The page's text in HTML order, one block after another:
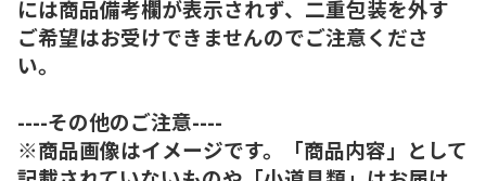
には商品備考欄が表示されず、二重包装を外す
ご希望はお受けできませんのでご注意くださ
い。
----その他のご注意----
※商品画像はイメージです。「商品内容」として